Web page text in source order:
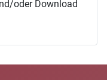
oder Download